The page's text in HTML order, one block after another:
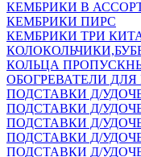
КЕМБРИКИ В
КЕМБРИКИ ПИРС
КЕМБРИКИ ТРИ
КОЛЬЦА
ОБОГРЕВАТЕЛИ ДЛЯ
ПОДСТАВКИ Д/
ПОДСТАВКИ Д/
ПОДСТАВКИ Д/
ПОДСТАВКИ Д/
ПОДСТАВКИ Д/